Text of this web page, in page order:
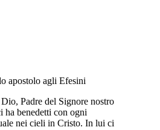
apostolo agli Efesini
Padre del Signore nostro
ha benedetti con ogni
nei cieli in Cristo. In lui ci